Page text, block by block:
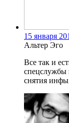
15 января
Альтер Эго
Все так и
спецслужбы
снятия